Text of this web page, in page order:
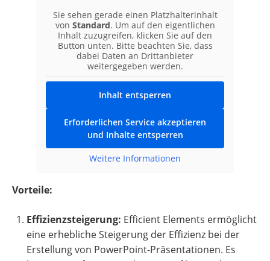
Sie sehen gerade einen Platzhalterinhalt
von Standard. Um auf den eigentlichen
Inhalt zuzugreifen, klicken Sie auf den
Button unten. Bitte beachten Sie, dass
dabei Daten an Drittanbieter
weitergegeben werden.
Inhalt entsperren
Erforderlichen Service akzeptieren
und Inhalte entsperren
Weitere Informationen
Vorteile:
Effizienzsteigerung: Efficient Elements ermöglicht
eine erhebliche Steigerung der Effizienz bei der
Erstellung von PowerPoint-Präsentationen. Es